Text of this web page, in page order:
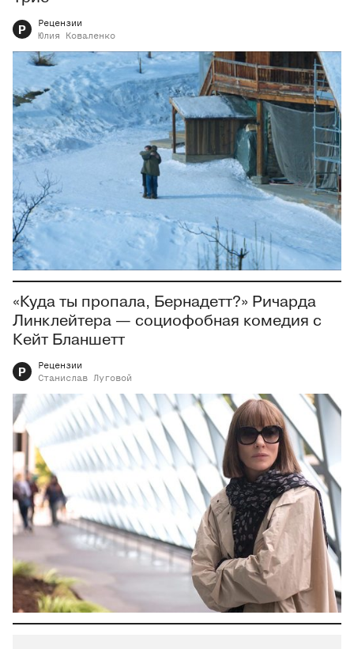
Р
Рецензии
Юлия
Коваленко
«Куда ты пропала, Бернадетт?» Ричарда
Линклейтера — социофобная комедия с
Кейт Бланшетт
Р
Рецензии
Станислав
Луговой